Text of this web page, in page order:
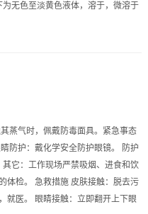
无色至淡黄色液体，溶于，微溶于
蒸气时，佩戴防毒面具。紧急事态
防护：戴化学安全防护眼镜。 防护
它：工作现场严禁吸烟、进食和饮
体检。 急救措施 皮肤接触：脱去污
就医。 眼睛接触：立即翻开上下眼